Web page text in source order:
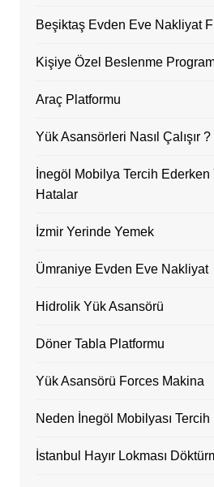
Beşiktaş Evden Eve Nakliyat
Kişiye Özel Beslenme
Araç Platformu
Yük Asansörleri Nasıl Çalışır ?
İnegöl Mobilya Tercih Ederken
Hatalar
İzmir Yerinde Yemek
Ümraniye Evden Eve Nakliyat
Hidrolik Yük Asansörü
Döner Tabla Platformu
Yük Asansörü Forces Makina
Neden İnegöl Mobilyası
İstanbul Hayır Lokması